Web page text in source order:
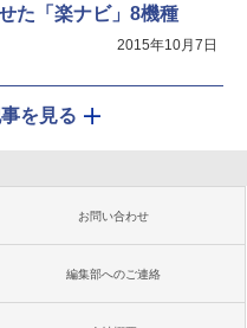
た「楽ナビ」8機種
2015年10月7日
を見る
お問い合わせ
編集部へのご連絡